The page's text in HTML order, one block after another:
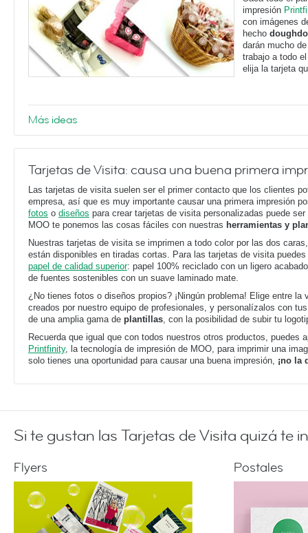
impresión
con imágenes
hecho
darán mucho
trabajo a todo
elija la tarjeta
Más ideas
Tarjetas de Visita: causa una buena primera
Las tarjetas de visita suelen ser el primer contacto que los clientes
empresa, así que es muy importante causar una primera impresión
fotos o diseños para crear tarjetas de visita personalizadas puede
MOO te ponemos las cosas fáciles con nuestras herramientas y
Nuestras tarjetas de visita se imprimen a todo color por las dos
están disponibles en tiradas cortas. Para las tarjetas de visita
papel de calidad superior: papel 100% reciclado con un ligero
de fuentes sostenibles con un suave laminado mate.
¿No tienes fotos o diseños propios? ¡Ningún problema! Elige entre la
creados por nuestro equipo de profesionales, y personalízalos con
de una amplia gama de plantillas, con la posibilidad de subir tu
Recuerda que igual que con todos nuestros otros productos, puedes
Printfinity, la tecnología de impresión de MOO, para imprimir una
solo tienes una oportunidad para causar una buena impresión, ¡no la
Si te gustan las Tarjetas de Visita quizá te
Flyers Postales